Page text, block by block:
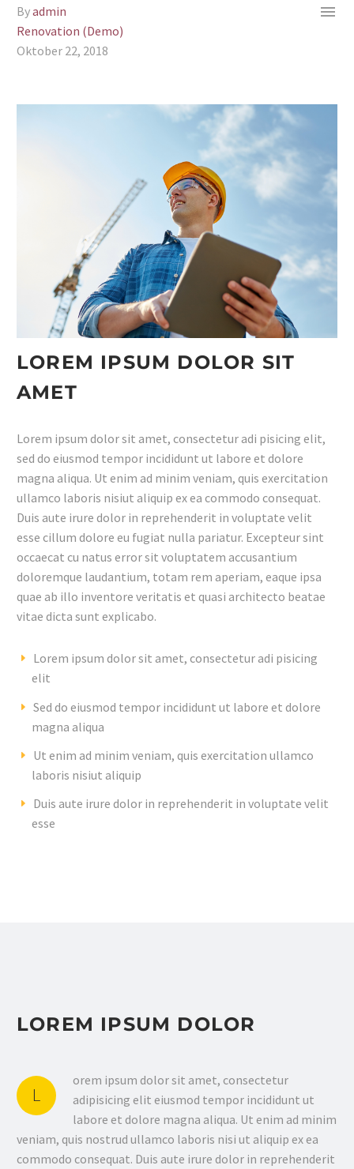

Byadmin
Renovation (Demo)
Oktober 22, 2018
LOREM IPSUM DOLOR SIT
AMET
Lorem ipsum dolor sit amet, consectetur adi pisicing elit,
sed do eiusmod tempor incididunt ut labore et dolore
magna aliqua. Ut enim ad minim veniam, quis exercitation
ullamco laboris nisiut aliquip ex ea commodo consequat.
Duis aute irure dolor in reprehenderit in voluptate velit
esse cillum dolore eu fugiat nulla pariatur. Excepteur sint
occaecat cu natus error sit voluptatem accusantium
doloremque laudantium, totam rem aperiam, eaque ipsa
quae ab illo inventore veritatis et quasi architecto beatae
vitae dicta sunt explicabo.
Lorem ipsum dolor sit amet, consectetur adi pisicing
elit
Sed do eiusmod tempor incididunt ut labore et dolore
magna aliqua
Ut enim ad minim veniam, quis exercitation ullamco
laboris nisiut aliquip
Duis aute irure dolor in reprehenderit in voluptate velit
esse
LOREM IPSUM DOLOR
L
orem ipsum dolor sit amet, consectetur
adipisicing elit eiusmod tempor incididunt ut
labore et dolore magna aliqua. Ut enim ad minim
veniam, quis nostrud ullamco laboris nisi ut aliquip ex ea
commodo consequat. Duis aute irure dolor in reprehenderit